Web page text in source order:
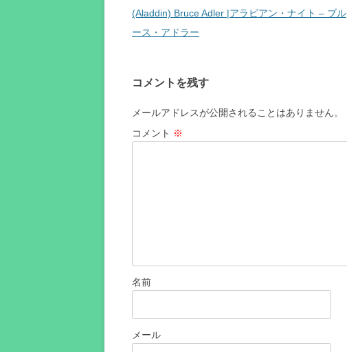
稿
ナ
ー
シ
ョ
(Aladdin) Bruce Adler |アラビアン・ナイト – ブル
ース・アドラー
コメントを残す
メールアドレスが公開されることはありません。
コメント ※
名前
メール